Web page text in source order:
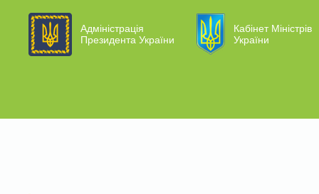
Адміністрація
Президента України
Кабінет Міністрів
України